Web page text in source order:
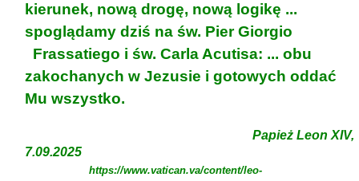
kierunek, nową drogę, nową logikę ...
spoglądamy dziś na św. Pier Giorgio
Frassatiego i św. Carla Acutisa: ... obu
zakochanych w Jezusie i gotowych oddać
Mu wszystko.
Papież Leon XIV,
7.09.2025
https://www.vatican.va/content/leo-